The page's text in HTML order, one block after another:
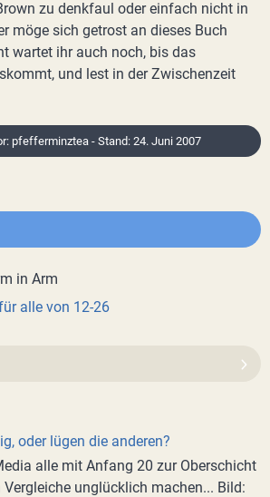
zu denkfaul oder einfach nicht in
möge sich getrost an dieses Buch
wartet ihr auch noch, bis das
und lest in der Zwischenzeit
pfefferminztea - Stand: 24. Juni 2007
alle von 12-26
oder lügen die anderen?
alle mit Anfang 20 zur Oberschicht
unglücklich machen... Bild: